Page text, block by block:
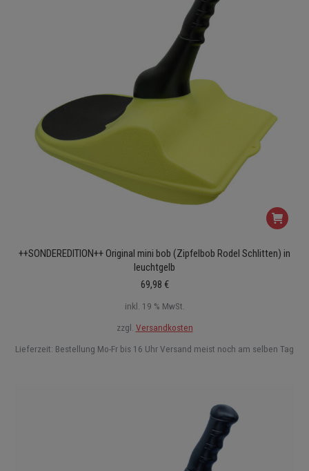
++SONDEREDITION++ Original mini bob (Zipfelbob Rodel Schlitten) in
leuchtgelb
69,98 €
inkl. 19 % MwSt.
zzgl. Versandkosten
Lieferzeit: Bestellung Mo-Fr bis 16 Uhr Versand meist noch am selben Tag